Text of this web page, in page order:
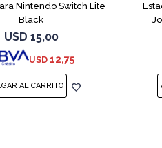
Nintendo Switch Lite
Black
USD 15,00
USD 12,75